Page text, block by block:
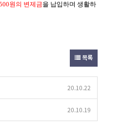
원의 변제금을 납입하며 생활하
목록
20.10.22
20.10.19